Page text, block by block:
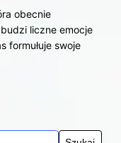
obecnie
liczne emocje
formułuje swoje